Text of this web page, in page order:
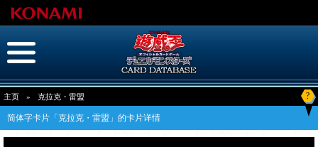
主页 » 克拉克・雷盟 ?
简体字卡片「克拉克・雷盟」的卡片详情